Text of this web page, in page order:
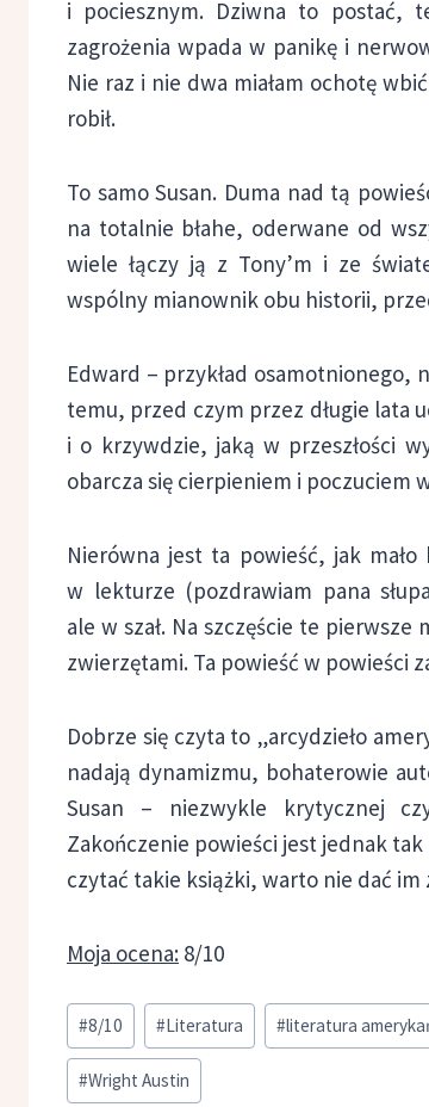
i pociesznym. Dziwna to postać,
zagrożenia wpada w panikę i
Nie raz i nie dwa miałam ochotę
robił.
To samo Susan. Duma nad tą
na totalnie błahe, oderwane od
wiele łączy ją z Tony’m i ze
wspólny mianownik obu historii,
Edward – przykład osamotnionego,
temu, przed czym przez długie lata
i o krzywdzie, jaką w przeszłości
obarcza się cierpieniem i poczuciem
Nierówna jest ta powieść, jak
w lekturze (pozdrawiam pana
ale w szał. Na szczęście te
zwierzętami. Ta powieść w powieści
Dobrze się czyta to „arcydzieło
nadają dynamizmu, bohaterowie
Susan – niezwykle krytycznej
Zakończenie powieści jest jednak
czytać takie książki, warto nie dać
Moja ocena: 8/10
Tagi
wpisu:
#8/10 #Literatura #literatura
#Wright Austin